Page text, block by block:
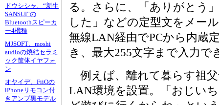
ドウシシャ、“新生
SANSUI”の
Bluetoothスピーカ
ー4機種
MJSOFT、moshi
audioの焼結セラミ
ック筐体イヤフォ
ン
オヤイデ、FiiOの
iPhoneリモコン付
きアンプ黒モデル
る。さらに、「ありがとう
した」などの定型文をメー
無線LAN経由でPCから内蔵
き、最大255文字まで入力で
例えば、離れて暮らす祖
LAN環境を設置。「おじい